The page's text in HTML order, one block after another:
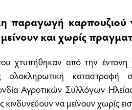
παραγωγή καρπουζιού
και χωρίς
που χτυπήθηκαν από την
ολοκληρωτική καταστροφή
Αγροτικών Συλλόγων
να μείνουν χωρίς